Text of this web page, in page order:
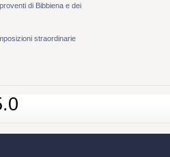
di Bibbiena e dei
straordinarie